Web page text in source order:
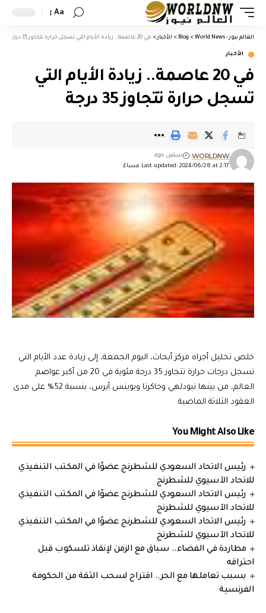
Aa
العالم نيوز - World News >
Blog
> الأخبار > في 20 عاصمة.. زيادة الأيام التي تسجل حرارة تتجاوز 35 درجة
الأخبار
في 20 عاصمة.. زيادة الأيام التي
تسجل حرارة تتجاوز 35 درجة
Last updated: 2024/06/28 at 2:17 مساءً
WORLDNW سنتين ago
خلص تحليل أجراه مركز أبحاث، اليوم الجمعة، إلى زيادة عدد الأيام التي
تسجل درجات حرارة تتجاوز 35 درجة مئوية في 20 من أكبر عواصم
العالم، من بينها نيودلهي وجاكرتا وبوينس أيرس، بنسبة 52% على مدى
العقود الثلاثة الماضية.
You Might Also Like
رئيس الاتحاد السعودي للشطرنج عضوًا في المكتب التنفيذي
للاتحاد الآسيوي للشطرنج
رئيس الاتحاد السعودي للشطرنج عضوًا في المكتب التنفيذي
للاتحاد الآسيوي للشطرنج
رئيس الاتحاد السعودي للشطرنج عضوًا في المكتب التنفيذي
للاتحاد الآسيوي للشطرنج
مطاردة في الفضاء.. سباق مع الزمن لإنقاذ تلسكوب قبل
احتراقه
بسبب تعاملها مع الحر.. اقتراح لسحب الثقة من الحكومة
الفرنسية